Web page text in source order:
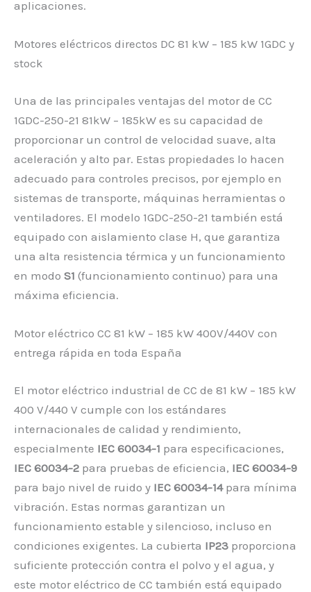
aplicaciones.
Motores eléctricos directos DC 81 kW – 185 kW 1GDC y
stock
Una de las principales ventajas del motor de CC
1GDC-250-21 81kW – ​​​​​​​​185kW es su capacidad de
proporcionar un control de velocidad suave, alta
aceleración y alto par. Estas propiedades lo hacen
adecuado para controles precisos, por ejemplo en
sistemas de transporte, máquinas herramientas o
ventiladores. El modelo 1GDC-250-21 también está
equipado con aislamiento clase H, que garantiza
una alta resistencia térmica y un funcionamiento
en modo S1 (funcionamiento continuo) para una
máxima eficiencia.
Motor eléctrico CC 81 kW – 185 kW 400V/440V con
entrega rápida en toda España
El motor eléctrico industrial de CC de 81 kW – 185 kW
400 V/440 V cumple con los estándares
internacionales de calidad y rendimiento,
especialmente IEC 60034-1 para especificaciones,
IEC 60034-2 para pruebas de eficiencia, IEC 60034-9
para bajo nivel de ruido y IEC 60034-14para mínima
vibración. Estas normas garantizan un
funcionamiento estable y silencioso, incluso en
condiciones exigentes. La cubierta IP23 proporciona
suficiente protección contra el polvo y el agua, y
este motor eléctrico de CC también está equipado